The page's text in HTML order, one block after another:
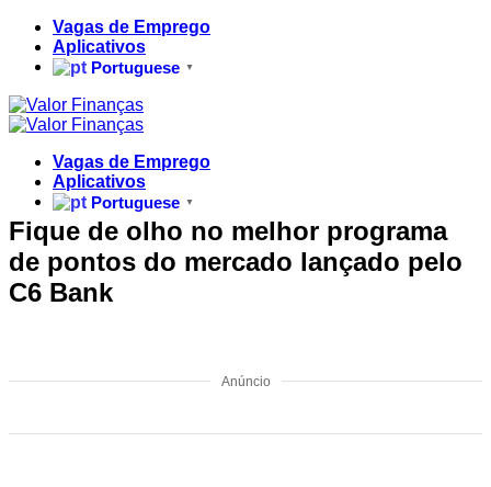
Skip
content
Vagas de Emprego
Aplicativos
Portuguese
▼
Vagas de Emprego
Aplicativos
Portuguese
▼
Fique de olho no melhor programa
de pontos do mercado lançado pelo
C6 Bank
Anúncio